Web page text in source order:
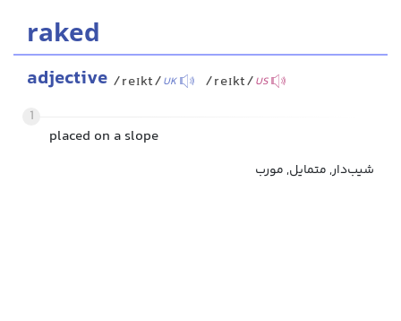
raked
adjective /reɪkt/UK /reɪkt/US
1
placed on a slope
شیب‌دار, متمایل, مورب